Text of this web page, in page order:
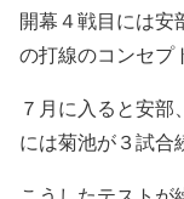
開幕４戦目には安
の打線のコンセプ
７月に入ると安
には菊池が３試合